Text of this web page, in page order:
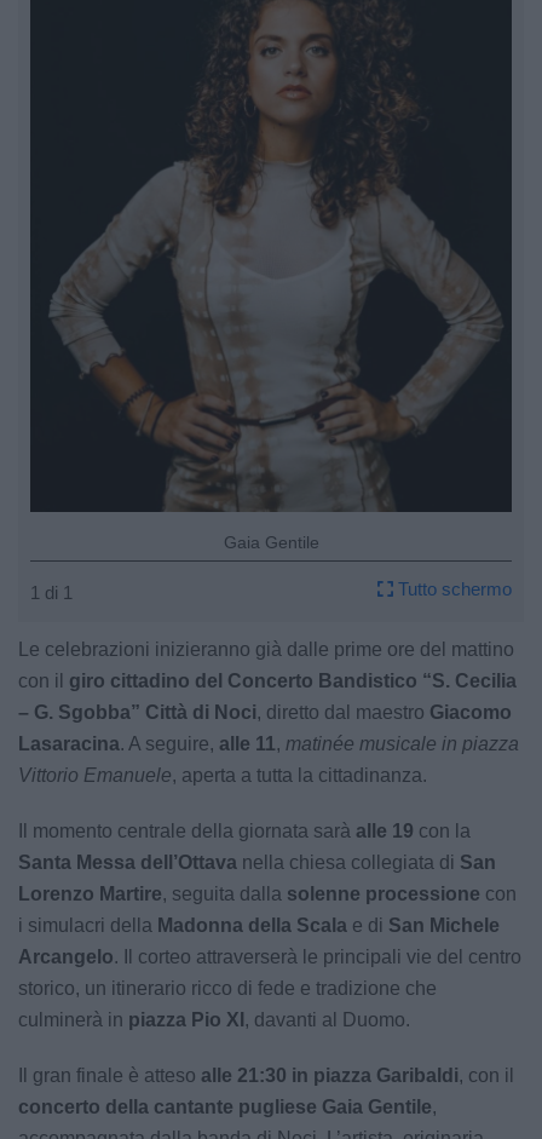
Gaia Gentile
1 di 1 Tutto schermo
Le celebrazioni inizieranno già dalle prime ore del mattino
con il giro cittadino del Concerto Bandistico “S. Cecilia
– G. Sgobba” Città di Noci, diretto dal maestro Giacomo
Lasaracina. A seguire, alle 11, matinée musicale in piazza
Vittorio Emanuele, aperta a tutta la cittadinanza.
Il momento centrale della giornata sarà alle 19 con la
Santa Messa dell’Ottava nella chiesa collegiata di San
Lorenzo Martire, seguita dalla solenne processione con
i simulacri della Madonna della Scala e di San Michele
Arcangelo. Il corteo attraverserà le principali vie del centro
storico, un itinerario ricco di fede e tradizione che
culminerà in piazza Pio XI , davanti al Duomo.
Il gran finale è atteso alle 21:30 in piazza Garibaldi, con il
concerto della cantante pugliese Gaia Gentile,